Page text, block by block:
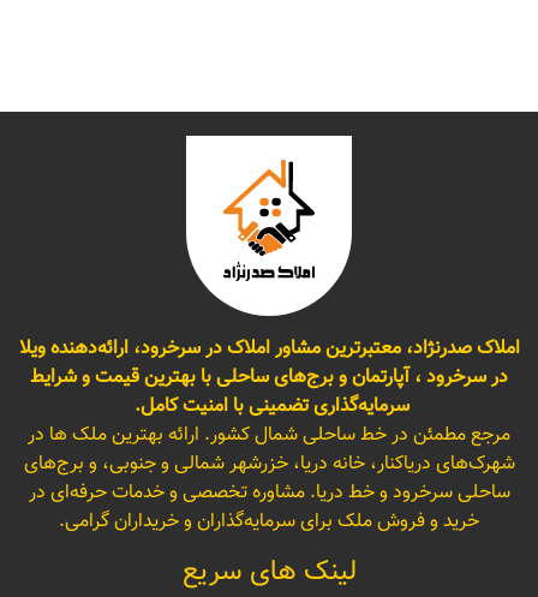
املاک صدرنژاد، معتبرترین مشاور املاک در سرخرود، ارائه‌دهنده ویلا
در سرخرود ، آپارتمان و برج‌های ساحلی با بهترین قیمت و شرایط
سرمایه‌گذاری تضمینی با امنیت کامل.
مرجع مطمئن در خط ساحلی شمال کشور. ارائه بهترین ملک ها در
شهرک‌های دریاکنار، خانه دریا، خزرشهر شمالی و جنوبی، و برج‌های
ساحلی سرخرود و خط دریا. مشاوره تخصصی و خدمات حرفه‌ای در
خرید و فروش ملک برای سرمایه‌گذاران و خریداران گرامی.
لینک های سریع